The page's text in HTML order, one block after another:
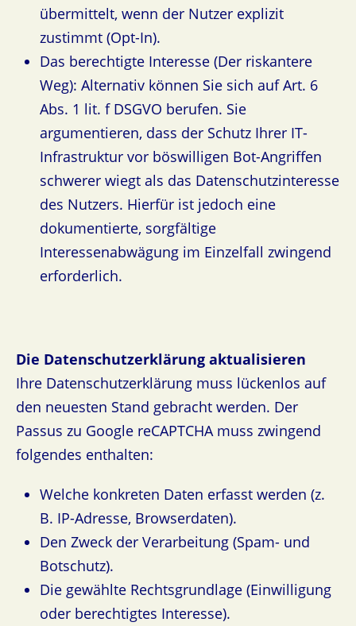
übermittelt, wenn der Nutzer explizit
zustimmt (Opt-In).
Das berechtigte Interesse (Der riskantere
Weg): Alternativ können Sie sich auf Art. 6
Abs. 1 lit. f DSGVO berufen. Sie
argumentieren, dass der Schutz Ihrer IT-
Infrastruktur vor böswilligen Bot-Angriffen
schwerer wiegt als das Datenschutzinteresse
des Nutzers. Hierfür ist jedoch eine
dokumentierte, sorgfältige
Interessenabwägung im Einzelfall zwingend
erforderlich.
Die Datenschutzerklärung aktualisieren
Ihre Datenschutzerklärung muss lückenlos auf
den neuesten Stand gebracht werden. Der
Passus zu Google reCAPTCHA muss zwingend
folgendes enthalten:
Welche konkreten Daten erfasst werden (z.
B. IP-Adresse, Browserdaten).
Den Zweck der Verarbeitung (Spam- und
Botschutz).
Die gewählte Rechtsgrundlage (Einwilligung
oder berechtigtes Interesse).